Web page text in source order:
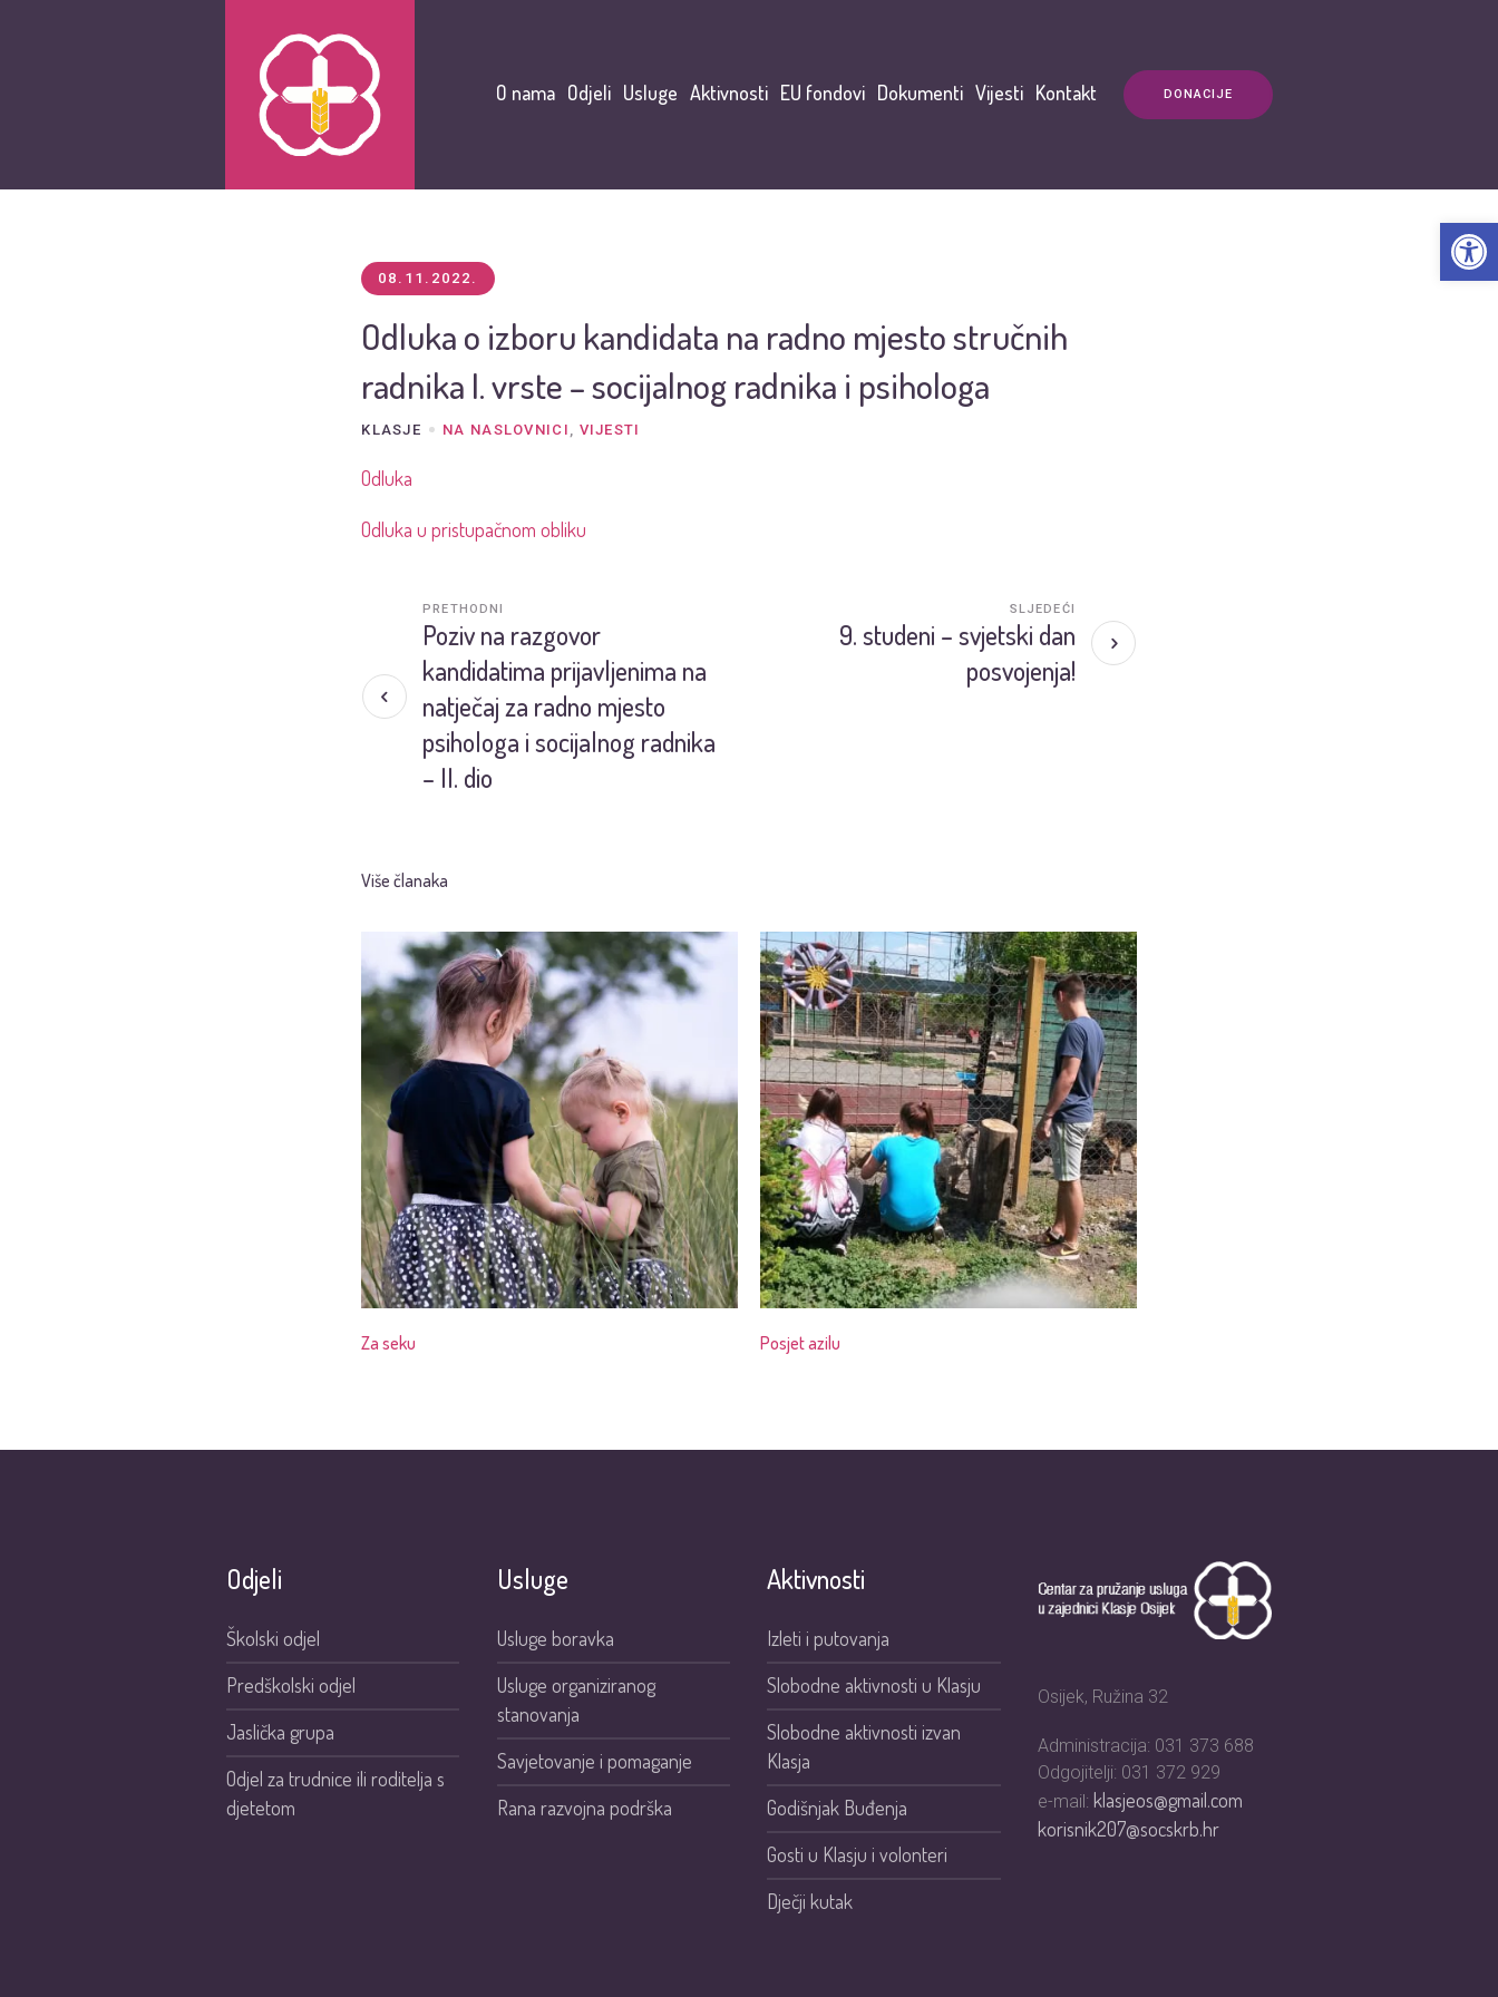
DONACIJE
O nama Odjeli Usluge Aktivnosti EU fondovi Dokumenti Vijesti Kontakt
08.11.2022.
Odluka o izboru kandidata na radno mjesto stručnih
radnika I. vrste – socijalnog radnika i psihologa
KLASJE NA NASLOVNICI , VIJESTI
Odluka
Odluka u pristupačnom obliku
Poziv na razgovor
kandidatima prijavljenima na
natječaj za radno mjesto
psihologa i socijalnog radnika
– II. dio
PRETHODNI
9. studeni – svjetski dan
posvojenja!
SLJEDEĆI
Više članaka
Za seku Posjet azilu
Odjeli
Školski odjel
Predškolski odjel
Jaslička grupa
Odjel za trudnice ili roditelja s
djetetom
Usluge
Usluge boravka
Usluge organiziranog
stanovanja
Savjetovanje i pomaganje
Rana razvojna podrška
Aktivnosti
Izleti i putovanja
Slobodne aktivnosti u Klasju
Slobodne aktivnosti izvan
Klasja
Godišnjak Buđenja
Gosti u Klasju i volonteri
Dječji kutak
Osijek, Ružina 32
Administracija: 031 373 688
Odgojitelji: 031 372 929
e-mail: klasjeos@gmail.com
korisnik207@socskrb.hr